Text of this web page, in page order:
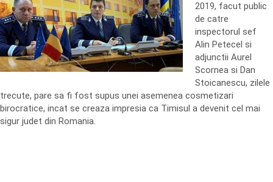
2019, facut public
de catre
inspectorul sef
Alin Petecel si
adjunctii Aurel
Scornea si Dan
Stoicanescu, zilele
trecute, pare sa fi fost supus unei asemenea cosmetizari
birocratice, incat se creaza impresia ca Timisul a devenit cel mai
sigur judet din Romania.